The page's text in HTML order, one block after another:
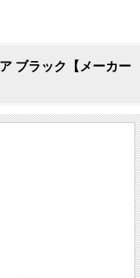
ブラック【メーカー